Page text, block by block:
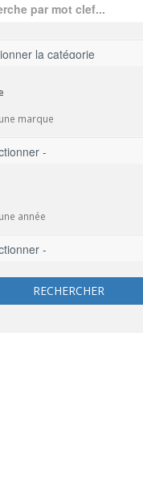
marque
année
RECHERCHER